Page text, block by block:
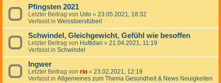
Pfingsten 2021
Letzter Beitrag von Udo « 23.05.2021, 18:32
Verfasst in Weissbierstüberl
Schwindel, Gleichgewicht, Gefühl wie besoffen
Letzter Beitrag von Huttidan « 21.04.2021, 11:19
Verfasst in Schwindel
Ingwer
Letzter Beitrag von rio « 23.02.2021, 12:19
Verfasst in Allgemeines zum Thema Gesundheit & News Neuigkeiten